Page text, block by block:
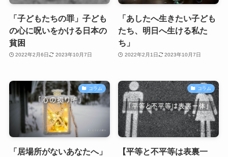
「子どもたちの罪」子ども
の心に呪いをかける日本の
貧困
2022年2月6日 2023年10月7日
「あしたへ生きたい子ども
たち、明日へ生ける私た
ち」
2022年2月1日 2023年10月7日
コラム
「居場所がないあなたへ」
コラム
【平等と不平等は表裏一